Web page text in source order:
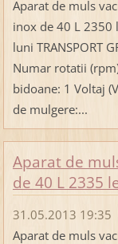
Aparat de muls
inox de 40 L 2350
luni TRANSPORT
Numar rotatii
bidoane: 1 Voltaj
de mulgere:...
Aparat de
de 40 L 2335
31.05.2013 19:35
Aparat de muls